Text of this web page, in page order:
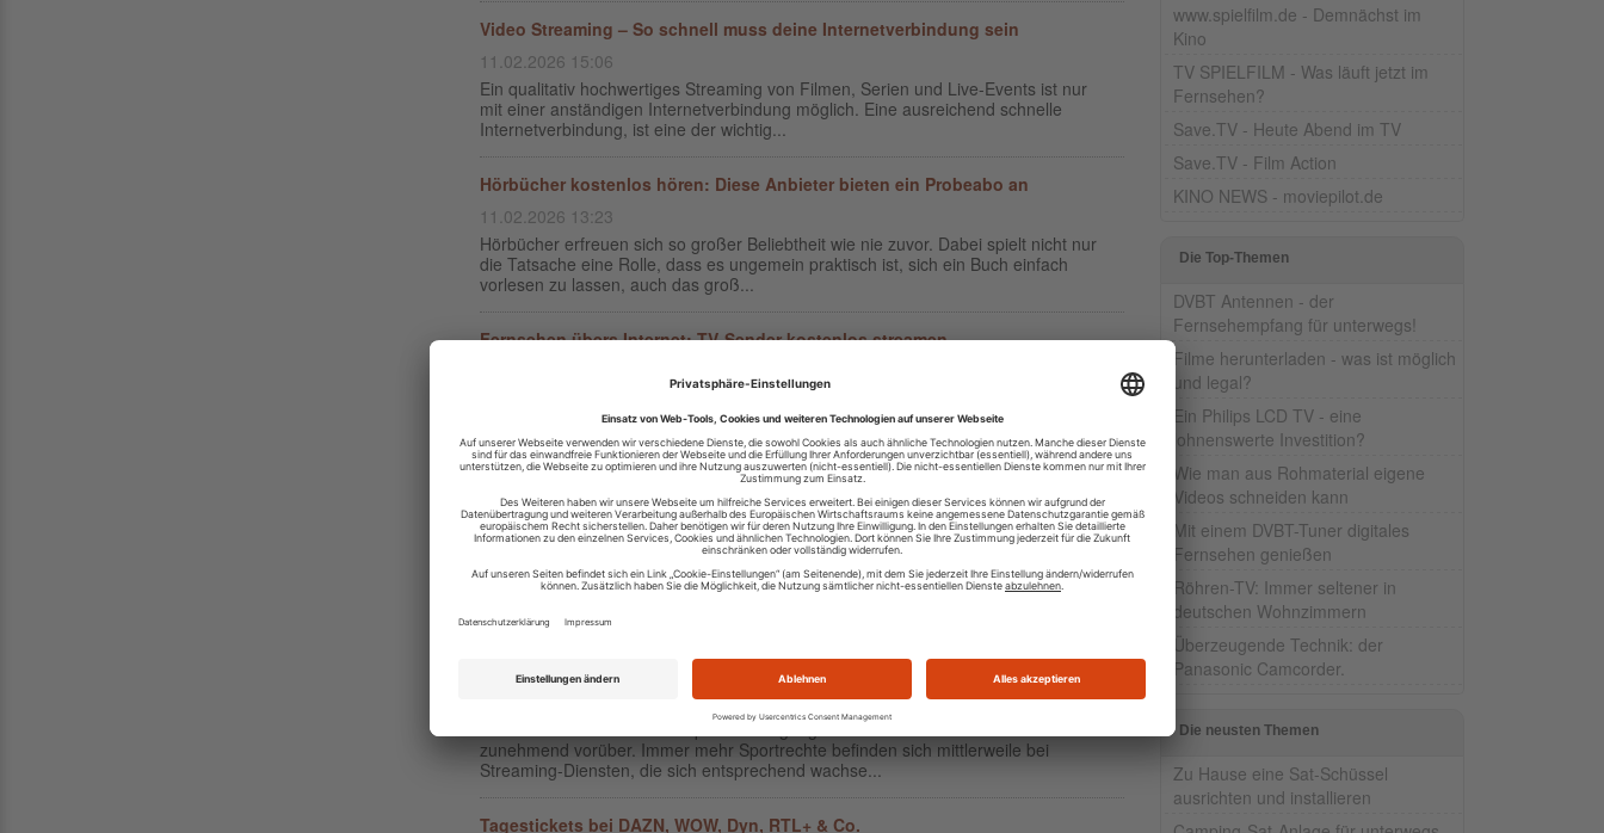
Video Streaming – So schnell muss deine Internetverbindung sein
11.02.2026 15:06
Ein qualitativ hochwertiges Streaming von Filmen, Serien und Live-Events ist nur
mit einer anständigen Internetverbindung möglich. Eine ausreichend schnelle
Internetverbindung, ist eine der wichtig...
Hörbücher kostenlos hören: Diese Anbieter bieten ein Probeabo an
11.02.2026 13:23
Hörbücher erfreuen sich so großer Beliebtheit wie nie zuvor. Dabei spielt nicht nur
die Tatsache eine Rolle, dass es ungemein praktisch ist, sich ein Buch einfach
vorlesen zu lassen, auch das groß...
Fernsehen übers Internet: TV-Sender kostenlos streamen
benötigte, gehören schon länger der Vergangenheit an. Heute lassen sich viele
Sender ganz einfach über das Interne...
So hoch ist der Streaming Datenverbrauch bei Netflix, Spotify, Amazon Prime
Video und Co
10.02.2026 09:55
Der Traum vom mobilen Streaming von Video und Musik ist mittlerweile Realität. Es
hat allerdings seinen Preis: Dein Datenvolumen. Wie viel einzelne Anbieter
verbrauchen, erfährst du hier. Eine der g...
Sport Streaming-Dienste – Die 8 wichtigsten Anbieter im Überblick
Die Zeiten der klassischen Sportübertragungen im linearen Fernsehen scheinen
zunehmend vorüber. Immer mehr Sportrechte befinden sich mittlerweile bei
Streaming-Diensten, die sich entsprechend wachse...
Tagestickets bei DAZN, WOW, Dyn, RTL+ & Co.
www.spielfilm.de - Demnächst im
Kino
TV SPIELFILM - Was läuft jetzt im
Fernsehen?
Save.TV - Heute Abend im TV
Save.TV - Film Action
KINO NEWS - moviepilot.de
Die Top-Themen
DVBT Antennen - der
Fernsehempfang für unterwegs!
Filme herunterladen - was ist möglich
und legal?
Ein Philips LCD TV - eine
lohnenswerte Investition?
Wie man aus Rohmaterial eigene
Videos schneiden kann
Mit einem DVBT-Tuner digitales
Fernsehen genießen
Röhren-TV: Immer seltener in
deutschen Wohnzimmern
Überzeugende Technik: der
Panasonic Camcorder.
Die neusten Themen
Zu Hause eine Sat-Schüssel
ausrichten und installieren